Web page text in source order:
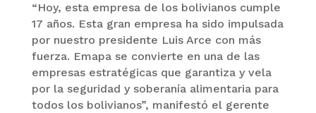
“Hoy, esta empresa de los bolivianos cumple
17 años. Esta gran empresa ha sido impulsada
por nuestro presidente Luis Arce con más
fuerza. Emapa se convierte en una de las
empresas estratégicas que garantiza y vela
por la seguridad y soberanía alimentaria para
todos los bolivianos”, manifestó el gerente